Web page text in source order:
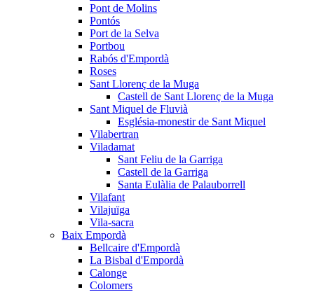
Pont de Molins
Pontós
Port de la Selva
Portbou
Rabós d'Empordà
Roses
Sant Llorenç de la Muga
Castell de Sant Llorenç de la Muga
Sant Miquel de Fluvià
Església-monestir de Sant Miquel
Vilabertran
Viladamat
Sant Feliu de la Garriga
Castell de la Garriga
Santa Eulàlia de Palauborrell
Vilafant
Vilajuïga
Vila-sacra
Baix Empordà
Bellcaire d'Empordà
La Bisbal d'Empordà
Calonge
Colomers